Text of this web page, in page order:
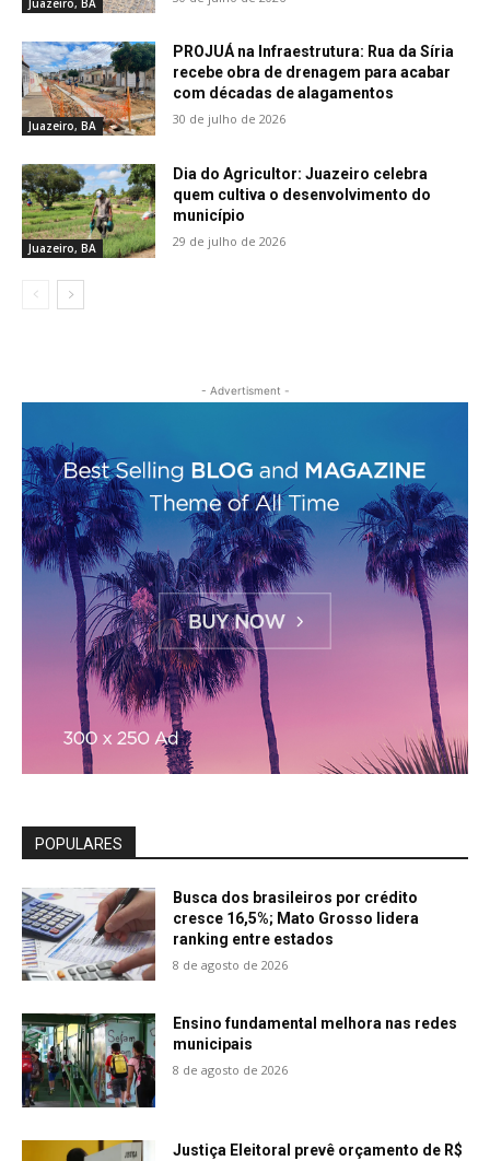
Juazeiro, BA
Juazeiro, BA
PROJUÁ na Infraestrutura: Rua da Síria
recebe obra de drenagem para acabar
com décadas de alagamentos
30 de julho de 2026
Juazeiro, BA
Dia do Agricultor: Juazeiro celebra
quem cultiva o desenvolvimento do
município
29 de julho de 2026
- Advertisment -
POPULARES
Busca dos brasileiros por crédito
cresce 16,5%; Mato Grosso lidera
ranking entre estados
8 de agosto de 2026
Ensino fundamental melhora nas redes
municipais
8 de agosto de 2026
Justiça Eleitoral prevê orçamento de R$